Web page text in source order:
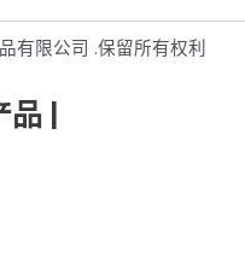
有限公司 .保留所有权利
品 |